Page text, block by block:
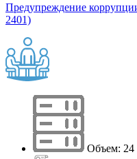
Предупреждение
2401)
Объем: 24